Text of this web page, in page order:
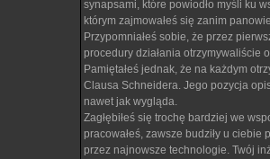
synapsami, które powiodło myśli ku
którym zajmowałeś się zanim
Przypomniałeś sobie, że przez
procedury działania otrzymywaliście
Pamiętałeś jednak, że na każdym
Clausa Schneidera. Jego pozycja
nawet jak wygląda.
Zagłębiłeś się trochę bardziej we
pracowałeś, zawsze budziły u
przez najnowsze technologie. Twój